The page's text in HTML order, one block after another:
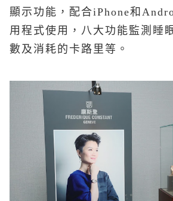
顯示功能 ，配合iPhone和
用程式使用，八大功能監測睡
數及消耗的卡路里等。